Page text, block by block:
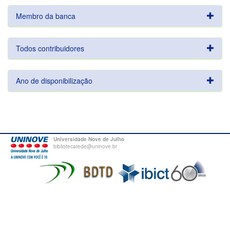
Membro da banca
Todos contribuidores
Ano de disponibilização
Universidade Nove de Julho
bibliotecatede@uninove.br